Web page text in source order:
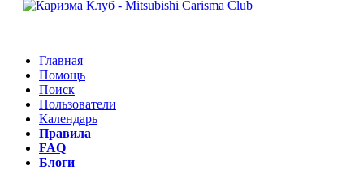
Главная
Помощь
Поиск
Пользователи
Календарь
Правила
FAQ
Блоги